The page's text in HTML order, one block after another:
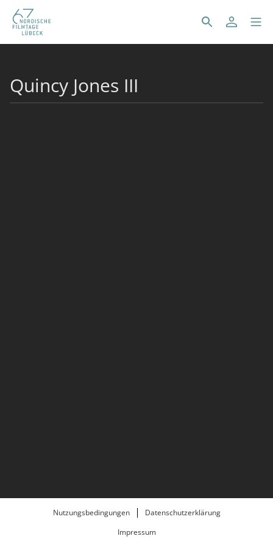
Quincy Jones III
Nutzungsbedingungen
Datenschutzerklärung
Impressum